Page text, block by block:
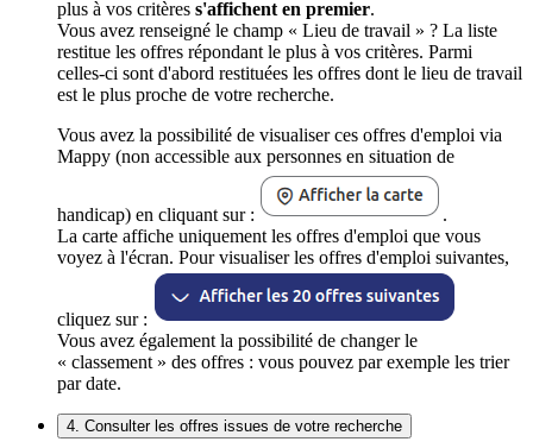
plus à vos critères s'affichent en premier.
Vous avez renseigné le champ « Lieu de travail » ? La liste
restitue les offres répondant le plus à vos critères. Parmi
celles-ci sont d'abord restituées les offres dont le lieu de travail
est le plus proche de votre recherche.
Vous avez la possibilité de visualiser ces offres d'emploi via
Mappy (non accessible aux personnes en situation de
handicap) en cliquant sur :
.
La carte affiche uniquement les offres d'emploi que vous
voyez à l'écran. Pour visualiser les offres d'emploi suivantes,
cliquez sur :
Vous avez également la possibilité de changer le
« classement » des offres : vous pouvez par exemple les trier
par date.
4. Consulter les offres issues de votre recherche